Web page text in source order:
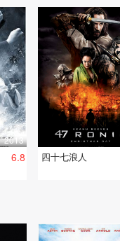
2013
6.8 四十七浪人